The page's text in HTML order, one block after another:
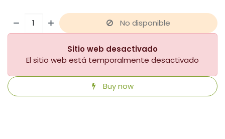
No disponible
Sitio web desactivado
El sitio web está temporalmente desactivado
Buy now